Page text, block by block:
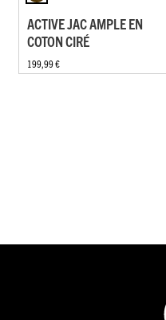
ACTIVE JAC AMPLE EN
COTON CIRÉ
199,99 €